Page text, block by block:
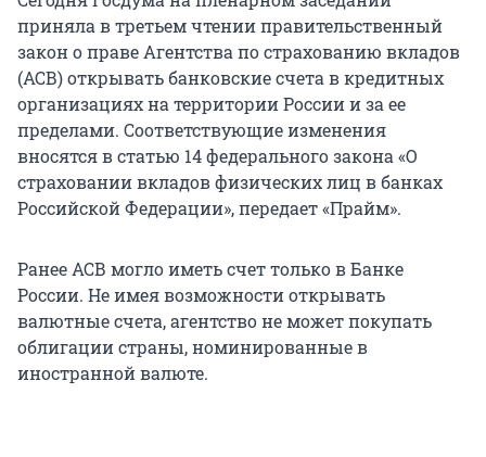
приняла в третьем чтении правительственный
закон о праве Агентства по страхованию вкладов
(АСВ) открывать банковские счета в кредитных
организациях на территории России и за ее
пределами. Соответствующие изменения
вносятся в статью 14 федерального закона «О
страховании вкладов физических лиц в банках
Российской Федерации», передает «Прайм».
Ранее АСВ могло иметь счет только в Банке
России. Не имея возможности открывать
валютные счета, агентство не может покупать
облигации страны, номинированные в
иностранной валюте.